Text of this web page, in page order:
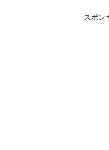
スポン